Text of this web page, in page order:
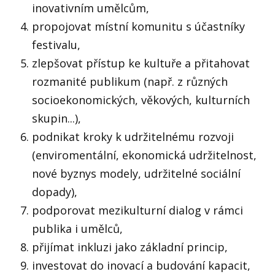
inovativním umělcům,
propojovat místní komunitu s účastníky
festivalu,
zlepšovat přístup ke kultuře a přitahovat
rozmanité publikum (např. z různých
socioekonomických, věkových, kulturních
skupin...),
podnikat kroky k udržitelnému rozvoji
(enviromentální, ekonomická udržitelnost,
nové byznys modely, udržitelné sociální
dopady),
podporovat mezikulturní dialog v rámci
publika i umělců,
přijímat inkluzi jako základní princip,
investovat do inovací a budování kapacit,